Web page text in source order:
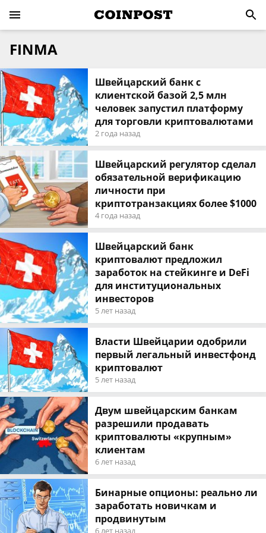
FINMA
Швейцарский банк с
клиентской базой 2,5 млн
человек запустил платформу
для торговли криптовалютами
2 года назад
Швейцарский регулятор сделал
обязательной верификацию
личности при
криптотранзакциях более $1000
4 года назад
Швейцарский банк
криптовалют предложил
заработок на стейкинге и DeFi
для институциональных
инвесторов
5 лет назад
Власти Швейцарии одобрили
первый легальный инвестфонд
криптовалют
5 лет назад
Двум швейцарским банкам
разрешили продавать
криптовалюты «крупным»
клиентам
6 лет назад
Бинарные опционы: реально ли
заработать новичкам и
продвинутым
6 лет назад